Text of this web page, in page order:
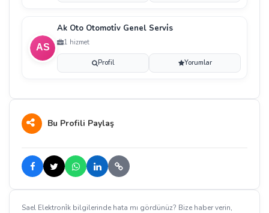
Ak Oto Otomoti̇v Genel Servi̇s
1 hizmet
Profil Yorumlar
Bu Profili Paylaş
Sael Elektroni̇k bilgilerinde hata mı gördünüz? Bize haber verin,